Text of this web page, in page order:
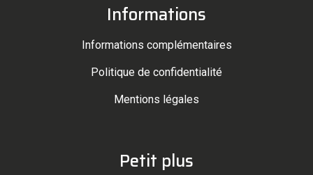
Informations
Informations complémentaires
Politique de confidentialité
Mentions légales
Petit plus